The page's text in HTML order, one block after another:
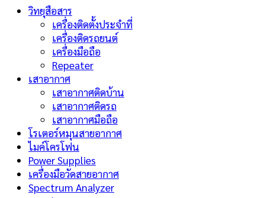
วิทยุสือสาร
เครื่องติดตั้งประจำที่
เครื่องติดรถยนต์
เครื่องมือถือ
Repeater
เสาอากาศ
เสาอากาศติดบ้าน
เสาอากาศติดรถ
เสาอากาศมือถือ
โรเตอร์หมุนสายอากาศ
ไมค์โครโฟน
Power Supplies
เครื่องมือวัดสายอากาศ
Spectrum Analyzer